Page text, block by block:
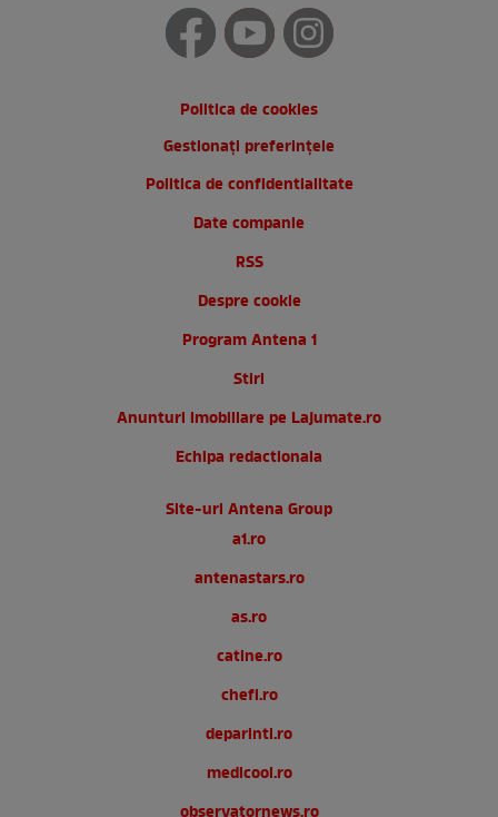
Politica de cookies
Gestionați preferințele
Politica de confidentialitate
Date companie
RSS
Despre cookie
Program Antena 1
Stiri
Anunturi imobiliare pe Lajumate.ro
Echipa redactionala
Site-uri Antena Group
a1.ro
antenastars.ro
as.ro
catine.ro
chefi.ro
deparinti.ro
medicool.ro